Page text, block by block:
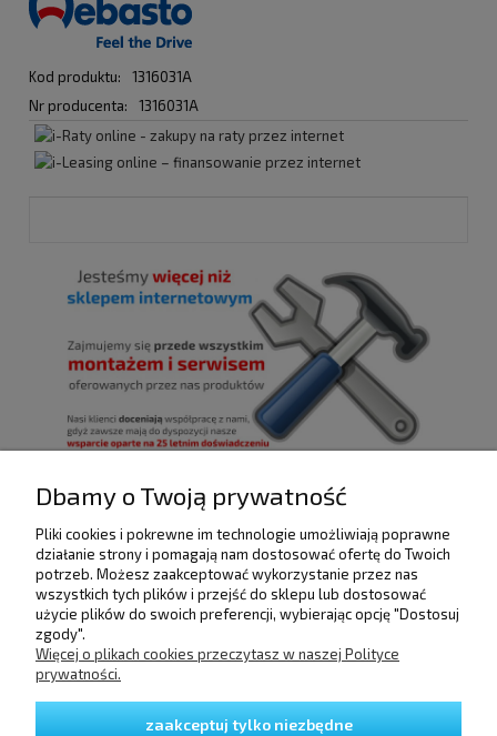
Kod produktu:
1316031A
Nr producenta:
1316031A
POMOC
DOSTAWA I PŁATNOŚCI
Dbamy o Twoją prywatność
Pliki cookies i pokrewne im technologie umożliwiają poprawne
działanie strony i pomagają nam dostosować ofertę do Twoich
potrzeb. Możesz zaakceptować wykorzystanie przez nas
wszystkich tych plików i przejść do sklepu lub dostosować
użycie plików do swoich preferencji, wybierając opcję "Dostosuj
zgody".
Więcej o plikach cookies przeczytasz w naszej Polityce
prywatności.
zaakceptuj tylko niezbędne